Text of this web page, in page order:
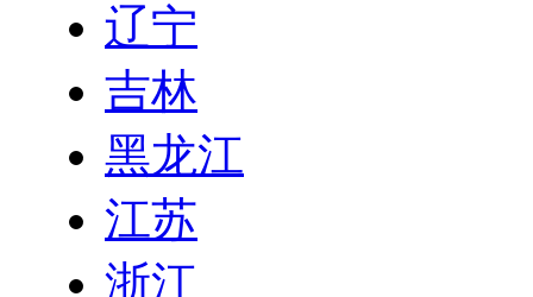
辽宁
吉林
黑龙江
江苏
浙江